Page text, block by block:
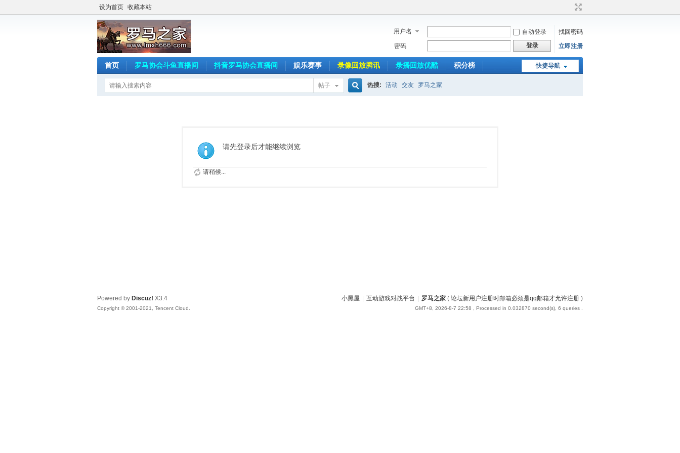
设为首页 收藏本站
用户名 自动登录
找回密码
密码
登录 立即注册
快捷导航
首页 罗马协会斗鱼直播间 抖音罗马协会直播间 娱乐赛事 录像回放腾讯 录播回放优酷 积分榜
帖子 热搜: 活动 交友 罗马之家
请先登录后才能继续浏览
请稍候...
小黑屋 互动游戏对战平台 罗马之家 ( 论坛新用户注册时邮箱必须是qq邮箱才允许注册 )
GMT+8, 2026-8-7 22:58 , Processed in 0.032870 second(s), 6 queries .
Powered by Discuz! X3.4
Copyright © 2001-2021, Tencent Cloud.